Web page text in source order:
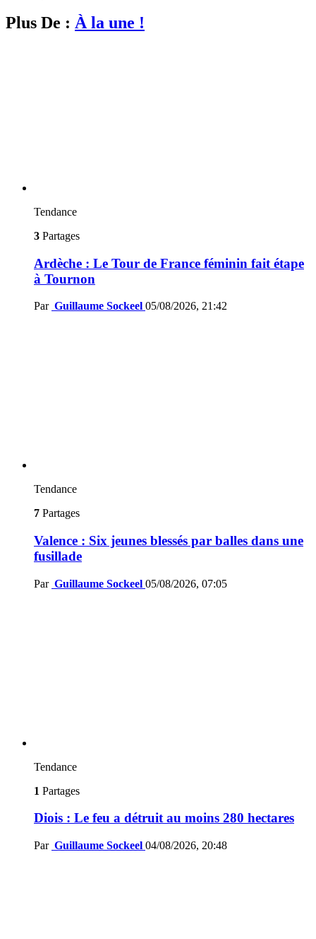
Plus De : À la une !
Tendance
3 Partages
Ardèche : Le Tour de France féminin fait étape
à Tournon
Par Guillaume Sockeel 05/08/2026, 21:42
Tendance
7 Partages
Valence : Six jeunes blessés par balles dans une
fusillade
Par Guillaume Sockeel 05/08/2026, 07:05
Tendance
1 Partages
Diois : Le feu a détruit au moins 280 hectares
Par Guillaume Sockeel 04/08/2026, 20:48